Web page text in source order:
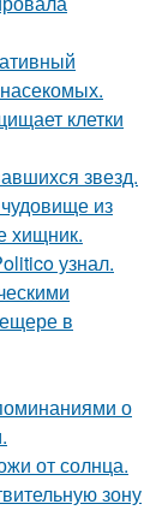
клетки
звезд.
из
хищник.
узнал.
в
о
от солнца.
зону